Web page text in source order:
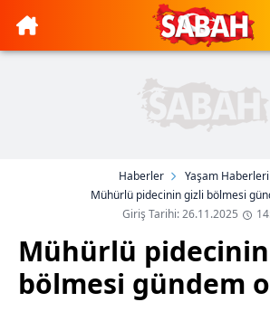
Haberler
Yaşam Haberleri
Mühürlü pidecinin gizli bölmesi
Giriş Tarihi: 26.11.2025
Mühürlü
bölmesi gündem